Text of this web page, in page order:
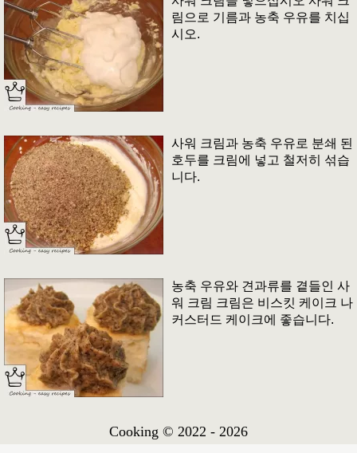
림으로 기름과 농축 우유를 치십
시오.
사워 크림과 농축 우유로 분쇄 된
호두를 크림에 넣고 철저히 섞습
니다.
농축 우유와 견과류를 곁들인 사
워 크림 크림은 비스킷 케이크 나
커스터드 케이크에 좋습니다.
Cooking © 2022 - 2026